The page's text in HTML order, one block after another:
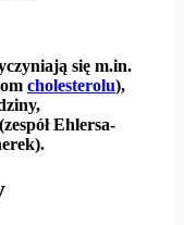
się m.in.
cholesterolu),
Ehlersa-